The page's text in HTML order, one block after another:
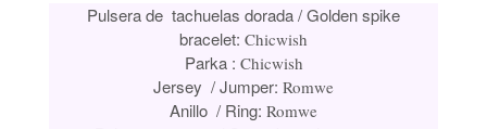
Pulsera de tachuelas dorada / Golden spike
bracelet: Chicwish
Parka : Chicwish
Jersey / Jumper: Romwe
Anillo / Ring: Romwe